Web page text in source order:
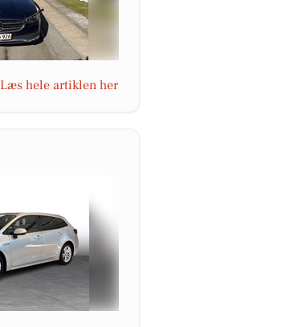
Læs hele artiklen her